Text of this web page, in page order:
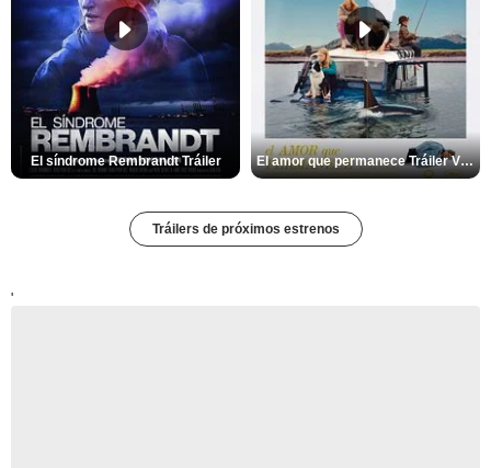
El síndrome Rembrandt Tráiler El amor que permanece Tráiler VOSE
Tráilers de próximos estrenos
'